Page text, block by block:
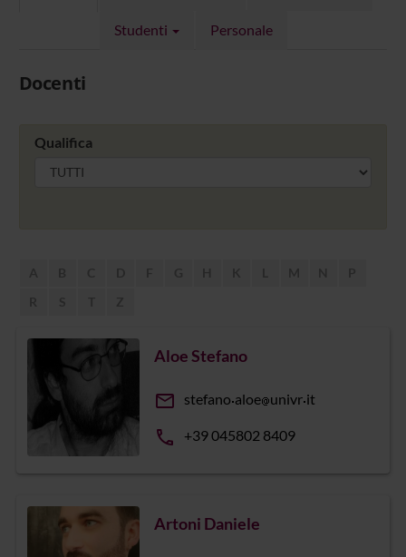
Studenti Personale
Docenti
Qualifica
Aloe Stefano
email stefano aloe univr it
phone +39 045802 8409
Artoni Daniele